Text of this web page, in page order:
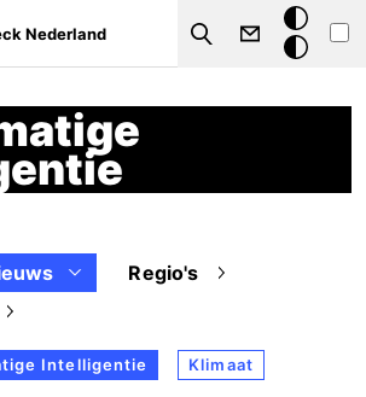
Nederland
Search
Donkere
modus
Regio's
Intelligentie Klimaat